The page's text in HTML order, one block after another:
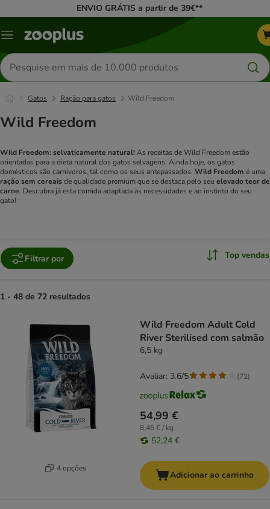
ENVIO GRÁTIS a partir de 39€**
Menu
Pesquisar
produtos
Gatos Ração para gatos Wild Freedom
Wild Freedom
Wild Freedom: selvaticamente natural!As receitas de Wild Freedom estão
orientadas para a dieta natural dos gatos selvagens. Ainda hoje, os gatos
domésticos são carnívoros, tal como os seus antepassados. Wild Freedom é uma
ração sem cereaisde qualidade premium que se destaca pelo seu elevado teor de
carne. Descubra já esta comida adaptada às necessidades e ao instinto do seu
gato!
Filtrar por Top vendas
1 - 48 de 72 resultados
4 opções
Wild Freedom Adult Cold
River Sterilised com salmão
6,5 kg
54,99 €
8,46 € / kg
52,24 €
Avaliar: 3.6/5 (72)
Adicionar ao carrinho